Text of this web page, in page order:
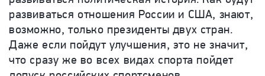
развиваться отношения России и США, знают,
возможно, только президенты двух стран.
Даже если пойдут улучшения, это не значит,
что сразу же во всех видах спорта пойдет